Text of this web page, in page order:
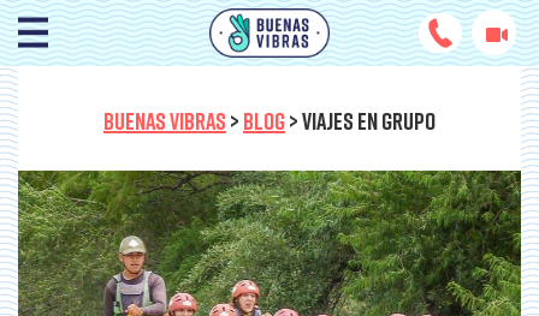
BUENAS VIBRAS > BLOG>VIAJES EN GRUPO